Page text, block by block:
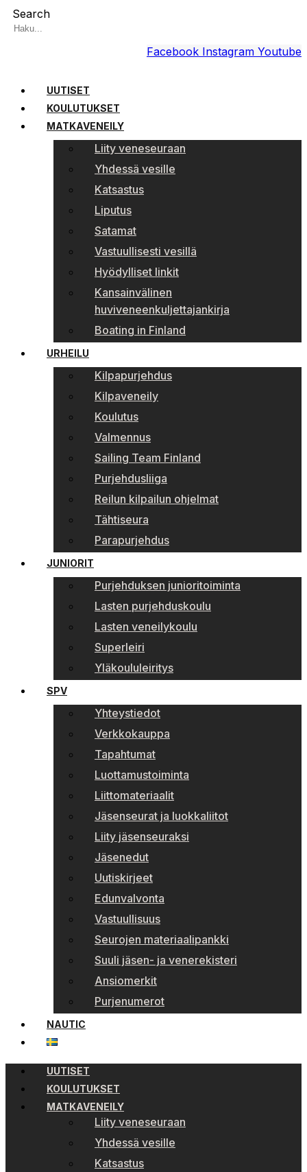
Search
Facebook Instagram Youtube
UUTISET
KOULUTUKSET
MATKAVENEILY
Liity veneseuraan
Yhdessä vesille
Katsastus
Liputus
Satamat
Vastuullisesti vesillä
Hyödylliset linkit
Kansainvälinen
huviveneenkuljettajankirja
Boating in Finland
URHEILU
Kilpapurjehdus
Kilpaveneily
Koulutus
Valmennus
Sailing Team Finland
Purjehdusliiga
Reilun kilpailun ohjelmat
Tähtiseura
Parapurjehdus
JUNIORIT
Purjehduksen junioritoiminta
Lasten purjehduskoulu
Lasten veneilykoulu
Superleiri
Yläkoululeiritys
SPV
Yhteystiedot
Verkkokauppa
Tapahtumat
Luottamustoiminta
Liittomateriaalit
Jäsenseurat ja luokkaliitot
Liity jäsenseuraksi
Jäsenedut
Uutiskirjeet
Edunvalvonta
Vastuullisuus
Seurojen materiaalipankki
Suuli jäsen- ja venerekisteri
Ansiomerkit
Purjenumerot
NAUTIC
UUTISET
KOULUTUKSET
MATKAVENEILY
Liity veneseuraan
Yhdessä vesille
Katsastus